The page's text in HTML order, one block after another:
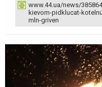
www.44.ua/news/
kievom-pidklucat-
mln-griven